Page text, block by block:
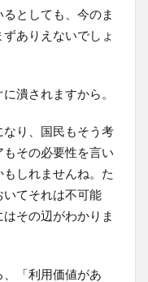
としても、今のま
ありえないでしょ
潰されますから。
り、国民もそう考
その必要性を言い
しれませんね。た
てそれは不可能
その辺がわかりま
「利用価値があ